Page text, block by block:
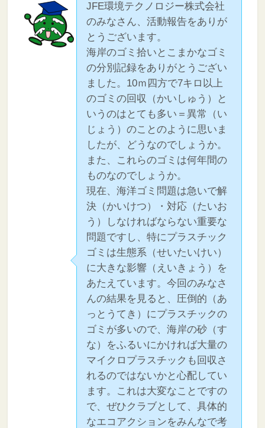
JFE環境テクノロジー株式会社
のみなさん、活動報告をありが
とうございます。
海岸のゴミ拾いとこまかなゴミ
の分別記録をありがとうござい
ました。10ｍ四方で7キロ以上
のゴミの回収（かいしゅう）と
いうのはとても多い＝異常（い
じょう）のことのように思いま
したが、どうなのでしょうか。
また、これらのゴミは何年間の
ものなのでしょうか。
現在、海洋ゴミ問題は急いで解
決（かいけつ）・対応（たいお
う）しなければならない重要な
問題ですし、特にプラスチック
ゴミは生態系（せいたいけい）
に大きな影響（えいきょう）を
あたえています。今回のみなさ
んの結果を見ると、圧倒的（あ
っとうてき）にプラスチックの
ゴミが多いので、海岸の砂（す
な）をふるいにかければ大量の
マイクロプラスチックも回収さ
れるのではないかと心配してい
ます。これは大変なことですの
で、ぜひクラブとして、具体的
なエコアクションをみんなで考